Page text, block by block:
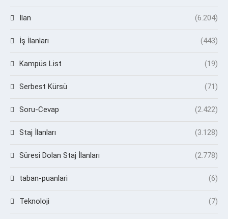
İlan (6.204)
İş İlanları (443)
Kampüs List (19)
Serbest Kürsü (71)
Soru-Cevap (2.422)
Staj İlanları (3.128)
Süresi Dolan Staj İlanları (2.778)
taban-puanlari (6)
Teknoloji (7)